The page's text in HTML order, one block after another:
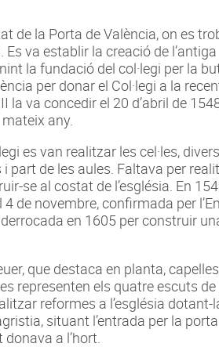
de la Porta de València, on es
va establir la creació de l’antiga
la fundació del col·legi per la
per donar el Col·legi a la
va concedir el 20 d’abril de
any.
es van realitzar les cel·les,
part de les aules. Faltava per
se al costat de l’església. En
de novembre, confirmada per
en 1605 per construir
que destaca en planta,
representen els quatre escuts
reformes a l’església dotant-
situant l’entrada per la
a l’hort.